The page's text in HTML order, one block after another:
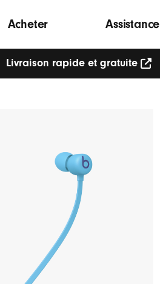
Acheter Assistance
Livraison rapide et gratuite